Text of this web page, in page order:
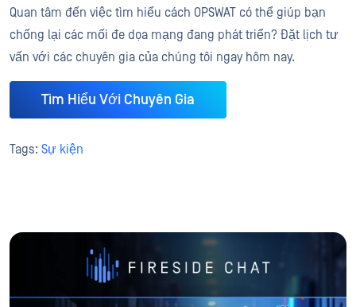
Quan tâm đến việc tìm hiểu cách OPSWAT có thể giúp bạn
chống lại các mối đe dọa mạng đang phát triển? Đặt lịch tư
vấn với các chuyên gia của chúng tôi ngay hôm nay.
Tìm Hiểu Với Chuyên Gia
Tags: Sự kiện